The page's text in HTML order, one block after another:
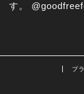
す。
プ